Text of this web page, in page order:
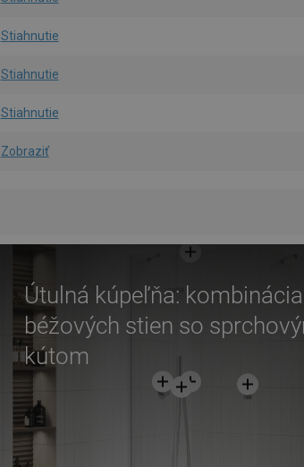
Stiahnutie
Stiahnutie
Stiahnutie
Zobraziť
Útulná kúpeľňa: kombinácia
béžových stien so
kútom